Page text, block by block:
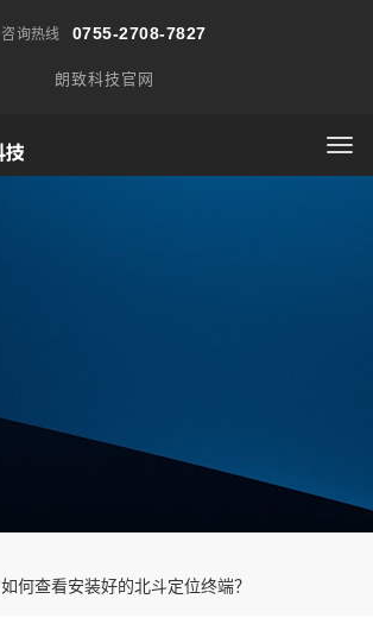
咨询热线 0755-2708-7827
朗致科技官网
如何查看安装好的北斗定位终端？